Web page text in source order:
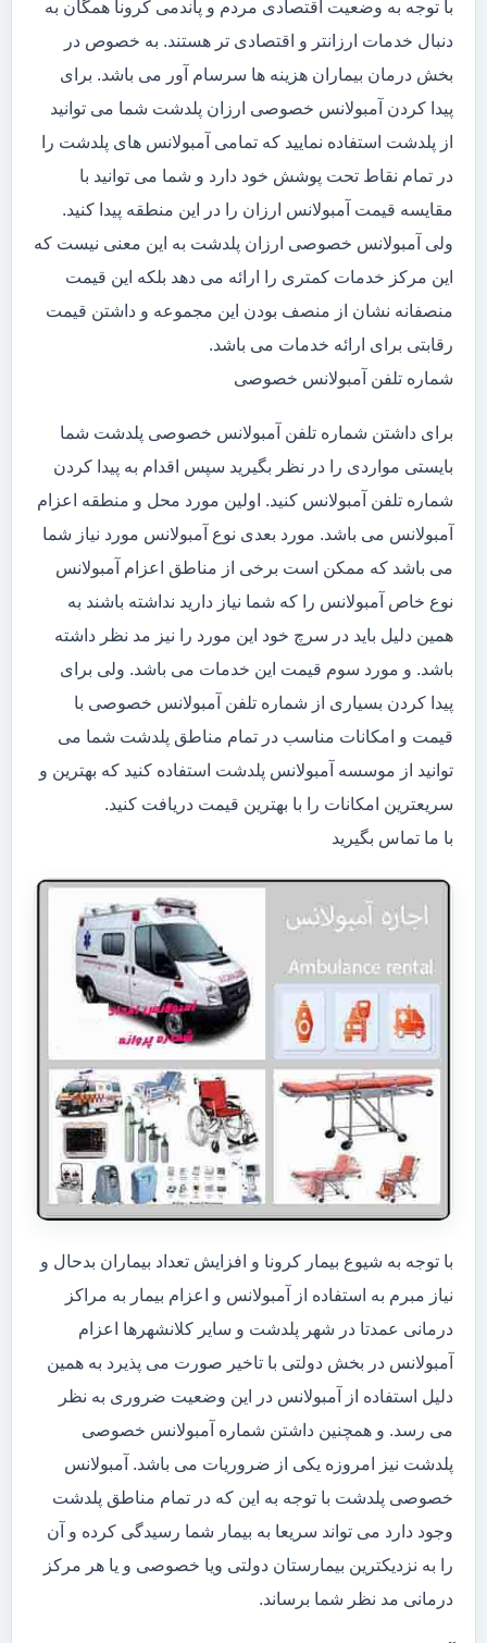
با توجه به وضعیت اقتصادی مردم و پاندمی کرونا همگان به
دنبال خدمات ارزانتر و اقتصادی تر هستند. به خصوص در
بخش درمان بیماران هزینه ها سرسام آور می باشد. برای
پیدا کردن آمبولانس خصوصی ارزان پلدشت شما می توانید
از پلدشت استفاده نمایید که تمامی آمبولانس های پلدشت را
در تمام نقاط تحت پوشش خود دارد و شما می توانید با
مقایسه قیمت آمبولانس ارزان را در این منطقه پیدا کنید.
ولی آمبولانس خصوصی ارزان پلدشت به این معنی نیست که
این مرکز خدمات کمتری را ارائه می دهد بلکه این قیمت
منصفانه نشان از منصف بودن این مجموعه و داشتن قیمت
رقابتی برای ارائه خدمات می باشد.
شماره تلفن آمبولانس خصوصی
برای داشتن شماره تلفن آمبولانس خصوصی پلدشت شما
بایستی مواردی را در نظر بگیرید سپس اقدام به پیدا کردن
شماره تلفن آمبولانس کنید. اولین مورد محل و منطقه اعزام
آمبولانس می باشد. مورد بعدی نوع آمبولانس مورد نیاز شما
می باشد که ممکن است برخی از مناطق اعزام آمبولانس
نوع خاص آمبولانس را که شما نیاز دارید نداشته باشند به
همین دلیل باید در سرچ خود این مورد را نیز مد نظر داشته
باشد. و مورد سوم قیمت این خدمات می باشد. ولی برای
پیدا کردن بسیاری از شماره تلفن آمبولانس خصوصی با
قیمت و امکانات مناسب در تمام مناطق پلدشت شما می
توانید از موسسه آمبولانس پلدشت استفاده کنید که بهترین و
سریعترین امکانات را با بهترین قیمت دریافت کنید.
با ما تماس بگیرید
با توجه به شیوع بیمار کرونا و افزایش تعداد بیماران بدحال و
نیاز مبرم به استفاده از آمبولانس و اعزام بیمار به مراکز
درمانی عمدتا در شهر پلدشت و سایر کلانشهرها اعزام
آمبولانس در بخش دولتی با تاخیر صورت می پذیرد به همین
دلیل استفاده از آمبولانس در این وضعیت ضروری به نظر
می رسد. و همچنین داشتن شماره آمبولانس خصوصی
پلدشت نیز امروزه یکی از ضروریات می باشد. آمبولانس
خصوصی پلدشت با توجه به این که در تمام مناطق پلدشت
وجود دارد می تواند سریعا به بیمار شما رسیدگی کرده و آن
را به نزدیکترین بیمارستان دولتی ویا خصوصی و یا هر مرکز
درمانی مد نظر شما برساند.